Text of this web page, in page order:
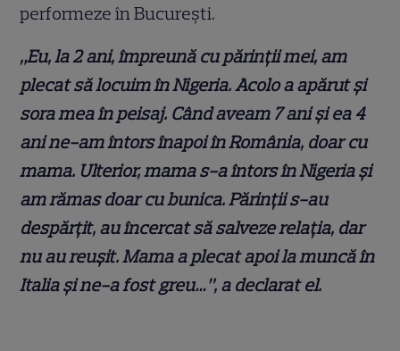
performeze în București.
„Eu, la 2 ani, împreună cu părinţii mei, am
plecat să locuim în Nigeria. Acolo a apărut şi
sora mea în peisaj. Când aveam 7 ani şi ea 4
ani ne-am întors înapoi în România, doar cu
mama. Ulterior, mama s-a întors în Nigeria şi
am rămas doar cu bunica. Părinţii s-au
despărţit, au încercat să salveze relaţia, dar
nu au reuşit. Mama a plecat apoi la muncă în
Italia şi ne-a fost greu…”, a declarat el.